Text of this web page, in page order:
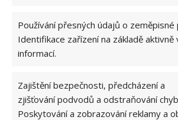
Používání přesných údajů o zeměpisné
Identifikace zařízení na základě aktivně
informací.
Zajištění bezpečnosti, předcházení a
zjišťování podvodů a odstraňování
Poskytování a zobrazování reklamy a
Hana Musilová
rozhodla zůstat.
autorovi]